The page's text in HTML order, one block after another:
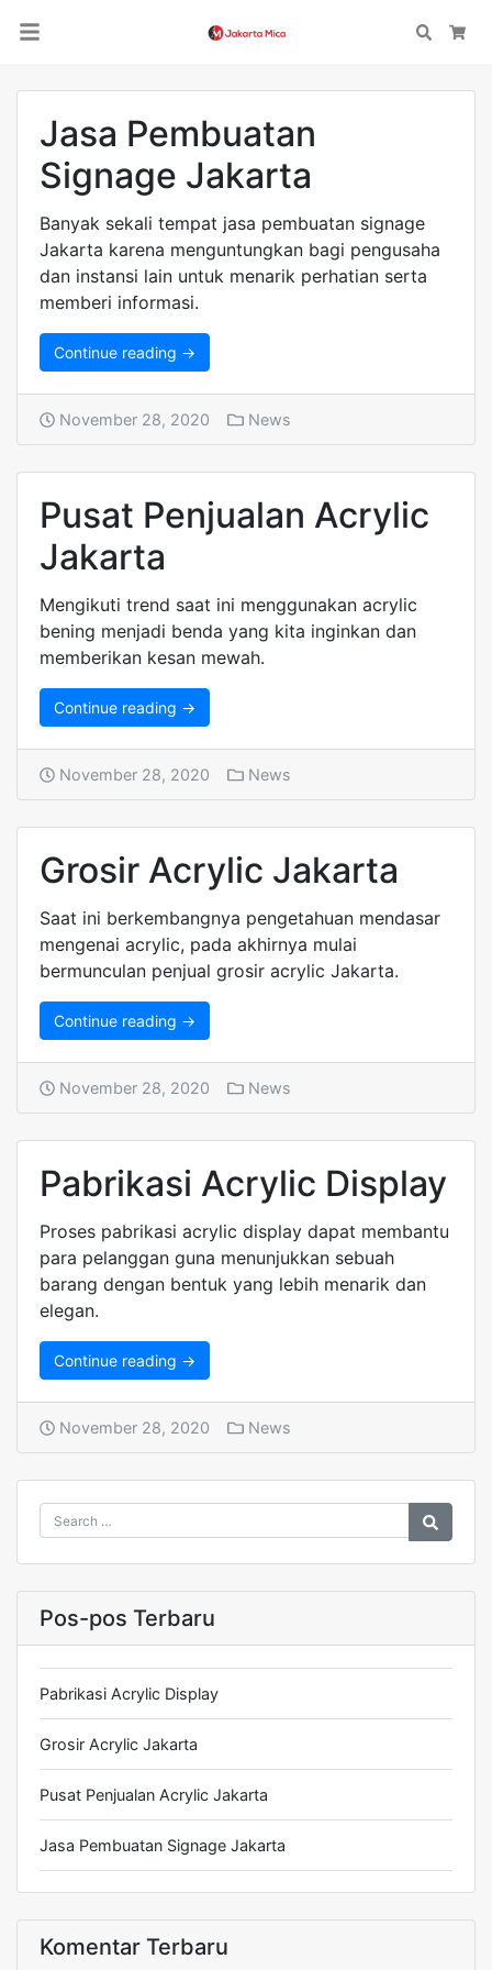
Search
Jasa Pembuatan
Signage Jakarta
Banyak sekali tempat jasa pembuatan signage
Jakarta karena menguntungkan bagi pengusaha
dan instansi lain untuk menarik perhatian serta
memberi informasi.
Continue reading →
November 28, 2020 News
Pusat Penjualan Acrylic
Jakarta
Mengikuti trend saat ini menggunakan acrylic
bening menjadi benda yang kita inginkan dan
memberikan kesan mewah.
Continue reading →
November 28, 2020 News
Grosir Acrylic Jakarta
Saat ini berkembangnya pengetahuan mendasar
mengenai acrylic, pada akhirnya mulai
bermunculan penjual grosir acrylic Jakarta.
Continue reading →
November 28, 2020 News
Pabrikasi Acrylic Display
Proses pabrikasi acrylic display dapat membantu
para pelanggan guna menunjukkan sebuah
barang dengan bentuk yang lebih menarik dan
elegan.
Continue reading →
November 28, 2020 News
Pos-pos Terbaru
Pabrikasi Acrylic Display
Grosir Acrylic Jakarta
Pusat Penjualan Acrylic Jakarta
Jasa Pembuatan Signage Jakarta
Komentar Terbaru